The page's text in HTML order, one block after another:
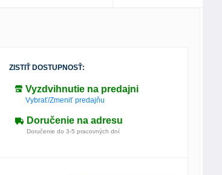
ZISTIŤ DOSTUPNOSŤ:
Vyzdvihnutie na predajni
Vybrať/Zmeniť predajňu
Doručenie na adresu
Doručenie do 3-5 pracovných dní